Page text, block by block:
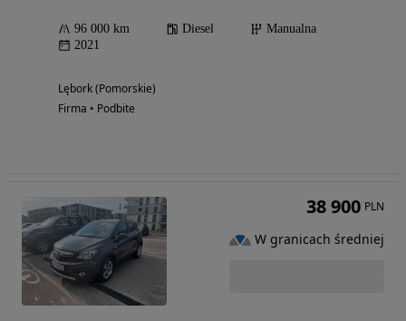
96 000 km Diesel
Manualna
2021
Lębork (Pomorskie)
Firma • Podbite
38 900 PLN
W granicach średniej